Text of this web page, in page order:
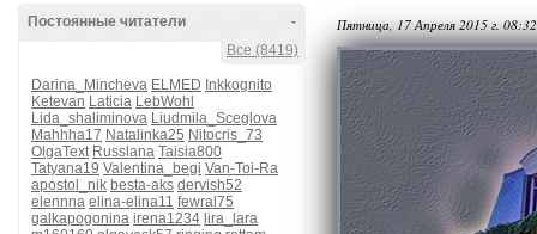
-
Постоянные читатели
Все (8419)
Darina_Mincheva ELMED Inkkognito
Ketevan Laticia LebWohl
Lida_shaliminova Liudmila_Sceglova
Mahhha17 Natalinka25 Nitocris_73
OlgaText Russlana Taisia800
Tatyana19 Valentina_begi Van-Toi-Ra
apostol_nik besta-aks dervish52
elennna elina-elina11 fewral75
galkapogonina irena1234 lira_lara
Пятница, 17 Апреля 2015 г.